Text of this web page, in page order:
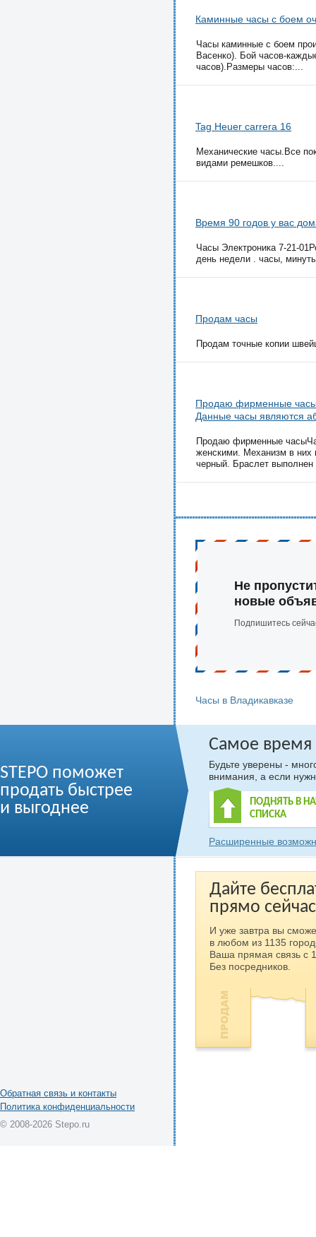
Каминные часы с боем
Часы каминные с боем
Васенко). Бой часов-
часов).Размеры часов:...
Tag Heuer carrera 16
Механические часы.Все
видами ремешков....
Время 90 годов у вас
Часы Электроника 7-21-
день недели . часы,
Продам часы
Продам точные копии
Продаю фирменные
Данные часы являются
Продаю фирменные
женскими. Механизм в них
черный. Браслет выполнен
Не
новые
Подпишитесь
Часы в Владикавказе
STEPO поможет
продать быстрее
и выгоднее
Самое время
Будьте уверены -
внимания, а если
ПОДНЯТЬ В
СПИСКА
Расширенные
Дайте
прямо
И уже завтра вы
в любом из 1135
Ваша прямая связь с
Без посредников.
Обратная связь и контакты
Политика конфиденциальности
© 2008-2026 Stepo.ru